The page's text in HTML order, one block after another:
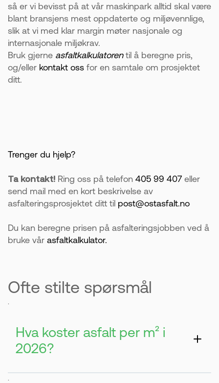
så er vi bevisst på at vår maskinpark alltid skal være
blant bransjens mest oppdaterte og miljøvennlige,
slik at vi med klar margin møter nasjonale og
internasjonale miljøkrav.
Bruk gjerne asfaltkalkulatorentil å beregne pris,
og/eller kontakt oss for en samtale om prosjektet
ditt.
Trenger du hjelp?
Ta kontakt! Ring oss på telefon 405 99 407 eller
send mail med en kort beskrivelse av
asfalteringsprosjektet ditt til post@ostasfalt.no
Du kan beregne prisen på asfalteringsjobben ved å
bruke vår asfaltkalkulator.
Ofte stilte spørsmål
.
Hva koster asfalt per m² i
2026?
Prisen varierer etter prosjektet. Mindre
.